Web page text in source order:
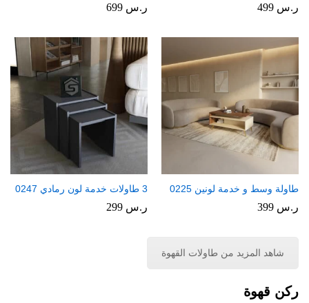
ر.س ر.س
طاولة وسط و خدمة لونين 0225
ر.س
3 طاولات خدمة لون رمادي 0247
ر.س
شاهد المزيد من طاولات القهوة
ركن قهوة